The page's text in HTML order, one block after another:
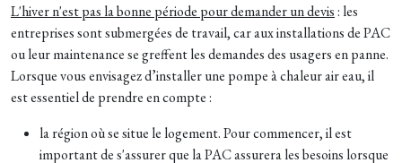
L'hiver n'est pas la bonne période pour demander un devis: les
entreprises sont submergées de travail, car aux installations de PAC
ou leur maintenance se greffent les demandes des usagers en panne.
Lorsque vous envisagez d’installer une pompe à chaleur air eau, il
est essentiel de prendre en compte :
la région où se situe le logement.Pour commencer, il est
important de s'assurer que la PAC assurera les besoins lorsque